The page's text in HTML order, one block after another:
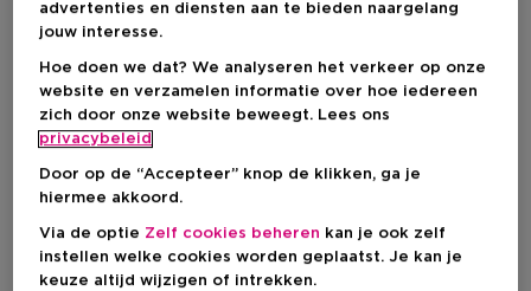
Kies je formaat
100 ML Op voorraad
100 ML
Kortingsprijs
€ 37,10
€ 43,65
advertenties en diensten aan te bieden naargelang
jouw interesse.
Hoe doen we dat? We analyseren het verkeer op onze
website en verzamelen informatie over hoe iedereen
zich door onze website beweegt. Lees ons
privacybeleid
Door op de “Accepteer” knop de klikken, ga je
hiermee akkoord.
Via de optie Zelf cookies beheren kan je ook zelf
instellen welke cookies worden geplaatst. Je kan je
keuze altijd wijzigen of intrekken.